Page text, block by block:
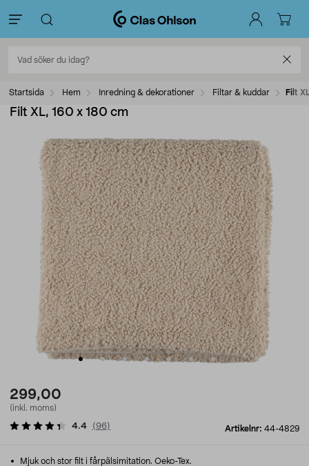
Startsida Hem Inredning & dekorationer Filtar & kuddar Filt
Filt XL, 160 x 180 cm
299,00
(inkl. moms)
Artikelnr: 44-4829
4.4 (96)
Mjuk och stor filt i fårpälsimitation. Oeko-Tex.